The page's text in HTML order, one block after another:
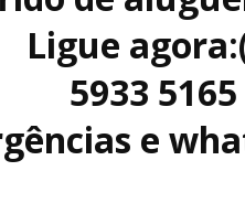
Ligue
5933
e